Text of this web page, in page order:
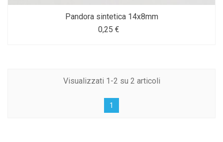
Pandora sintetica 14x8mm
0,25 €
Visualizzati 1-2 su 2 articoli
1